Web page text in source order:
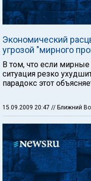
Экономический
угрозой "мирного
В том, что если
ситуация резко
парадокс этот
15.09.2009 20:47 // Ближний